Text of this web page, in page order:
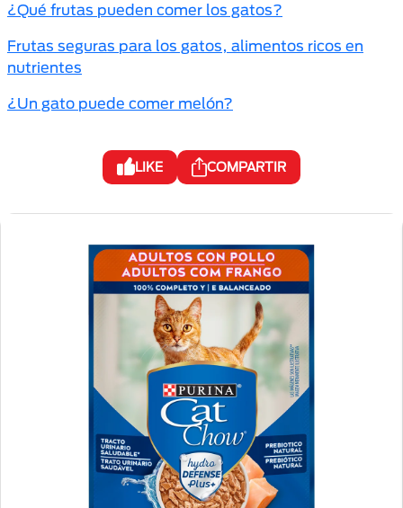
¿Qué frutas pueden comer los gatos?
Frutas seguras para los gatos, alimentos ricos en
nutrientes
¿Un gato puede comer melón?
LIKE COMPARTIR